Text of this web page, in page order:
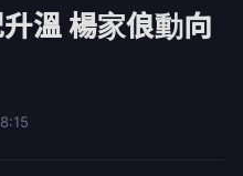
溫 楊家俍動向